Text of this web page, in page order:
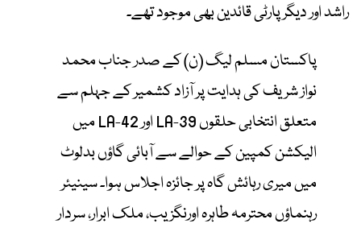
راشد اور دیگر پارٹی قائدین بھی موجود تھے۔
پاکستان مسلم لیگ (ن) کے صدر جناب محمد
نواز شریف کی ہدایت پر آزاد کشمیر کے جہلم سے
متعلق انتخابی حلقوں LA-39 اور LA-42 میں
الیکشن کمپین کے حوالے سے آبائی گاؤں بدلوٹ
میں میری رہائش گاہ پر جائزہ اجلاس ہوا۔ سینیئر
رہنماؤں محترمہ طاہرہ اورنگزیب، ملک ابرار، سردار